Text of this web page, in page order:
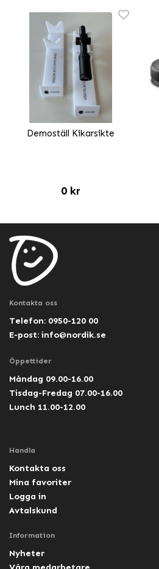
Demoställ Kikarsikte
0 kr
Kontakta oss
Telefon: 0950-120 00
E-post: info@nordik.se
Öppettider
Måndag 09.00-16.00
Tisdag-Fredag 07.00-16.00
Lunch 11.00-12.00
Handla
Kontakta oss
Mina favoriter
Logga in
Avtalskund
Information
Nyheter